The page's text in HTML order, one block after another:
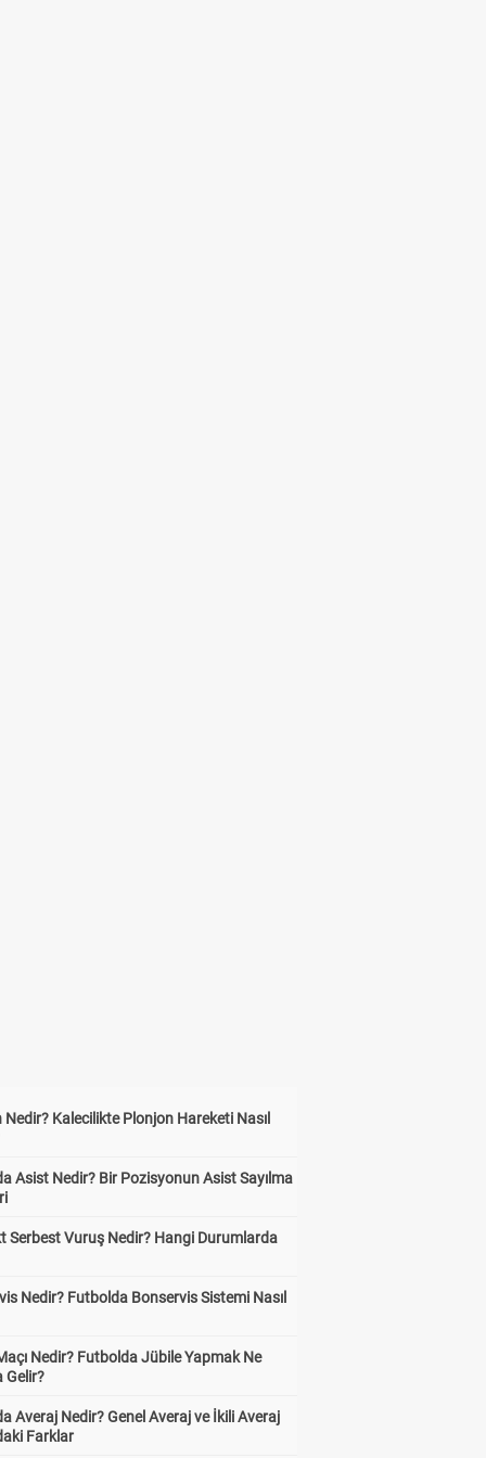
Nedir? Kalecilikte Plonjon Hareketi Nasıl
Asist Nedir? Bir Pozisyonun Asist Sayılma
Serbest Vuruş Nedir? Hangi Durumlarda
Nedir? Futbolda Bonservis Sistemi Nasıl
Nedir? Futbolda Jübile Yapmak Ne
Gelir?
Averaj Nedir? Genel Averaj ve İkili Averaj
Farklar